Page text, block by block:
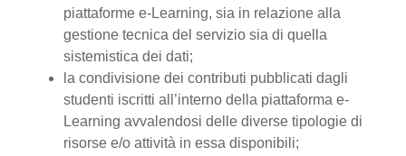
piattaforme e-Learning, sia in relazione alla
gestione tecnica del servizio sia di quella
sistemistica dei dati;
la condivisione dei contributi pubblicati dagli
studenti iscritti all’interno della piattaforma e-
Learning avvalendosi delle diverse tipologie di
risorse e/o attività in essa disponibili;